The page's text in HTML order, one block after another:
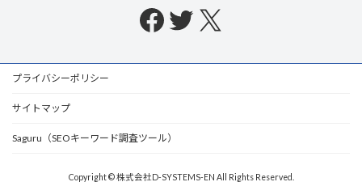
Facebook
Twitter
X
プライバシーポリシー
サイトマップ
Saguru（SEOキーワード調査ツール）
Copyright © 株式会社D-SYSTEMS-EN All Rights Reserved.